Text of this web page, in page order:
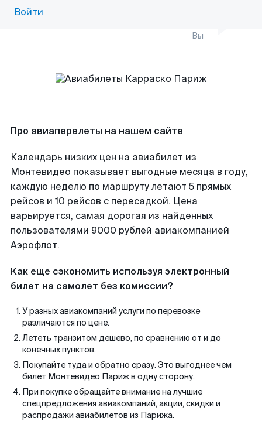
Войти
Вы
Про авиаперелеты на нашем сайте
Календарь низких цен на авиабилет из
Монтевидео показывает выгодные месяца в году,
каждую неделю по маршруту летают 5 прямых
рейсов и 10 рейсов с пересадкой. Цена
варьируется, самая дорогая из найденных
пользователями 9000 рублей авиакомпанией
Аэрофлот.
Как еще сэкономить используя электронный
билет на самолет без комиссии?
У разных авиакомпаний услуги по перевозке
различаются по цене.
Лететь транзитом дешево, по сравнению от и до
конечных пунктов.
Покупайте туда и обратно сразу. Это выгоднее чем
билет Монтевидео Париж в одну сторону.
При покупке обращайте внимание на лучшие
спецпредложения авиакомпаний, акции, скидки и
распродажи авиабилетов из Парижа.